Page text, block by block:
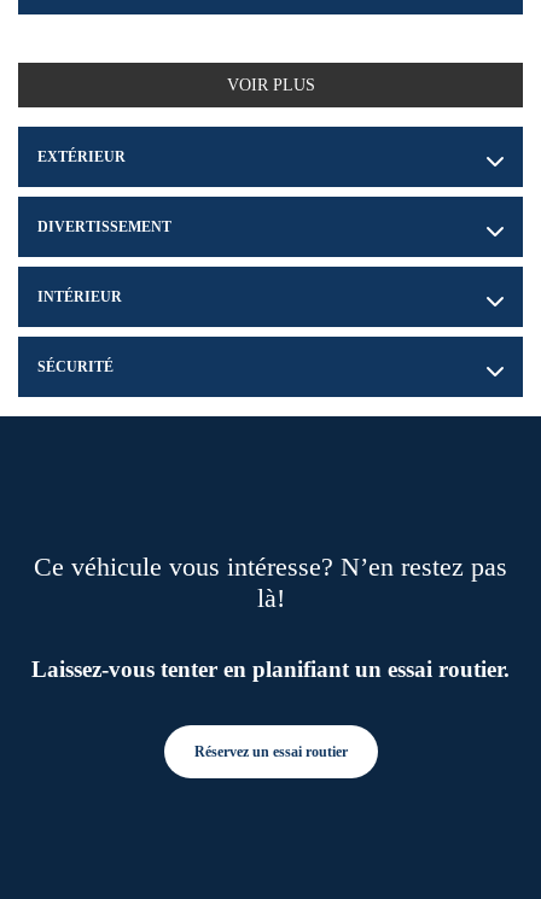
VOIR PLUS
EXTÉRIEUR
DIVERTISSEMENT
INTÉRIEUR
SÉCURITÉ
Ce véhicule vous intéresse? N’en restez pas
là!
Laissez-vous tenter en planifiant un essai routier.
Réservez un essai routier